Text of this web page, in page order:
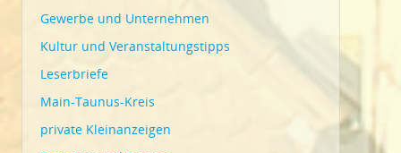
Gewerbe und Unternehmen
Kultur und Veranstaltungstipps
Leserbriefe
Main-Taunus-Kreis
private Kleinanzeigen